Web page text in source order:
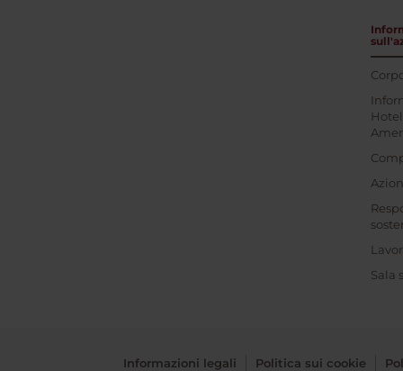
Sala
Informazioni legali Politica sui cookie